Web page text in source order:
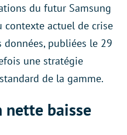
du futur Samsung
contexte actuel de crise
données, publiées le 29
une stratégie
de la gamme.
nette baisse